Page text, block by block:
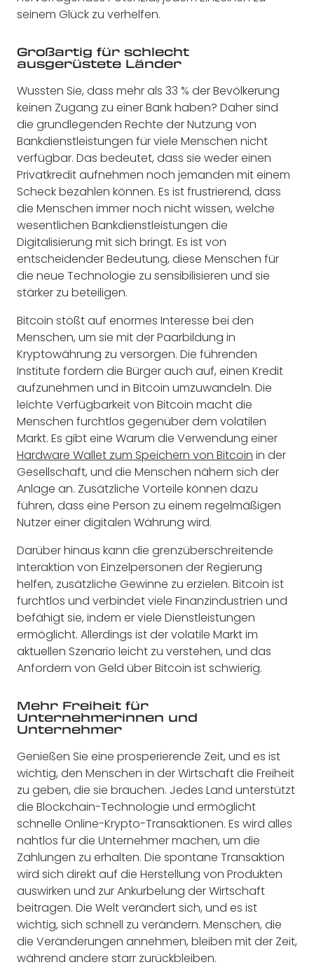
seinem Glück zu verhelfen.
Großartig für schlecht
ausgerüstete Länder
Wussten Sie, dass mehr als 33 % der Bevölkerung
keinen Zugang zu einer Bank haben? Daher sind
die grundlegenden Rechte der Nutzung von
Bankdienstleistungen für viele Menschen nicht
verfügbar. Das bedeutet, dass sie weder einen
Privatkredit aufnehmen noch jemanden mit einem
Scheck bezahlen können. Es ist frustrierend, dass
die Menschen immer noch nicht wissen, welche
wesentlichen Bankdienstleistungen die
Digitalisierung mit sich bringt. Es ist von
entscheidender Bedeutung, diese Menschen für
die neue Technologie zu sensibilisieren und sie
stärker zu beteiligen.
Bitcoin stößt auf enormes Interesse bei den
Menschen, um sie mit der Paarbildung in
Kryptowährung zu versorgen. Die führenden
Institute fordern die Bürger auch auf, einen Kredit
aufzunehmen und in Bitcoin umzuwandeln. Die
leichte Verfügbarkeit von Bitcoin macht die
Menschen furchtlos gegenüber dem volatilen
Markt. Es gibt eine Warum die Verwendung einer
Hardware Wallet zum Speichern von Bitcoin in der
Gesellschaft, und die Menschen nähern sich der
Anlage an. Zusätzliche Vorteile können dazu
führen, dass eine Person zu einem regelmäßigen
Nutzer einer digitalen Währung wird.
Darüber hinaus kann die grenzüberschreitende
Interaktion von Einzelpersonen der Regierung
helfen, zusätzliche Gewinne zu erzielen. Bitcoin ist
furchtlos und verbindet viele Finanzindustrien und
befähigt sie, indem er viele Dienstleistungen
ermöglicht. Allerdings ist der volatile Markt im
aktuellen Szenario leicht zu verstehen, und das
Anfordern von Geld über Bitcoin ist schwierig.
Mehr Freiheit für
Unternehmerinnen und
Unternehmer
Genießen Sie eine prosperierende Zeit, und es ist
wichtig, den Menschen in der Wirtschaft die Freiheit
zu geben, die sie brauchen. Jedes Land unterstützt
die Blockchain-Technologie und ermöglicht
schnelle Online-Krypto-Transaktionen. Es wird alles
nahtlos für die Unternehmer machen, um die
Zahlungen zu erhalten. Die spontane Transaktion
wird sich direkt auf die Herstellung von Produkten
auswirken und zur Ankurbelung der Wirtschaft
beitragen. Die Welt verändert sich, und es ist
wichtig, sich schnell zu verändern. Menschen, die
die Veränderungen annehmen, bleiben mit der Zeit,
während andere starr zurückbleiben.